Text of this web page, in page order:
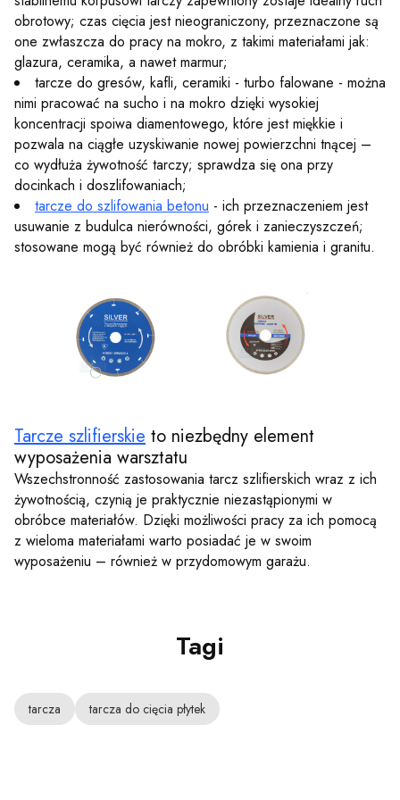
obrotowy; czas cięcia jest nieograniczony, przeznaczone są
one zwłaszcza do pracy na mokro, z takimi materiałami jak:
glazura, ceramika, a nawet marmur;
tarcze do gresów, kafli, ceramiki - turbo falowane - można
nimi pracować na sucho i na mokro dzięki wysokiej
koncentracji spoiwa diamentowego, które jest miękkie i
pozwala na ciągłe uzyskiwanie nowej powierzchni tnącej –
co wydłuża żywotność tarczy; sprawdza się ona przy
docinkach i doszlifowaniach;
tarcze do szlifowania betonu - ich przeznaczeniem jest
usuwanie z budulca nierówności, górek i zanieczyszczeń;
stosowane mogą być również do obróbki kamienia i granitu.
Tarcze szlifierskie to niezbędny element
wyposażenia warsztatu
Wszechstronność zastosowania tarcz szlifierskich wraz z ich
żywotnością, czynią je praktycznie niezastąpionymi w
obróbce materiałów. Dzięki możliwości pracy za ich pomocą
z wieloma materiałami warto posiadać je w swoim
wyposażeniu – również w przydomowym garażu.
Tagi
tarcza tarcza do cięcia płytek